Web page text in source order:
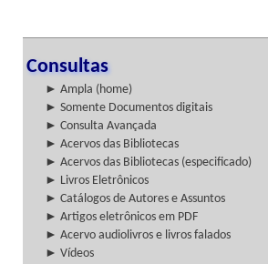
Consultas
► Ampla (home)
► Somente Documentos digitais
► Consulta Avançada
► Acervos das Bibliotecas
► Acervos das Bibliotecas (especificado)
► Livros Eletrônicos
► Catálogos de Autores e Assuntos
► Artigos eletrônicos em PDF
► Acervo audiolivros e livros falados
► Vídeos